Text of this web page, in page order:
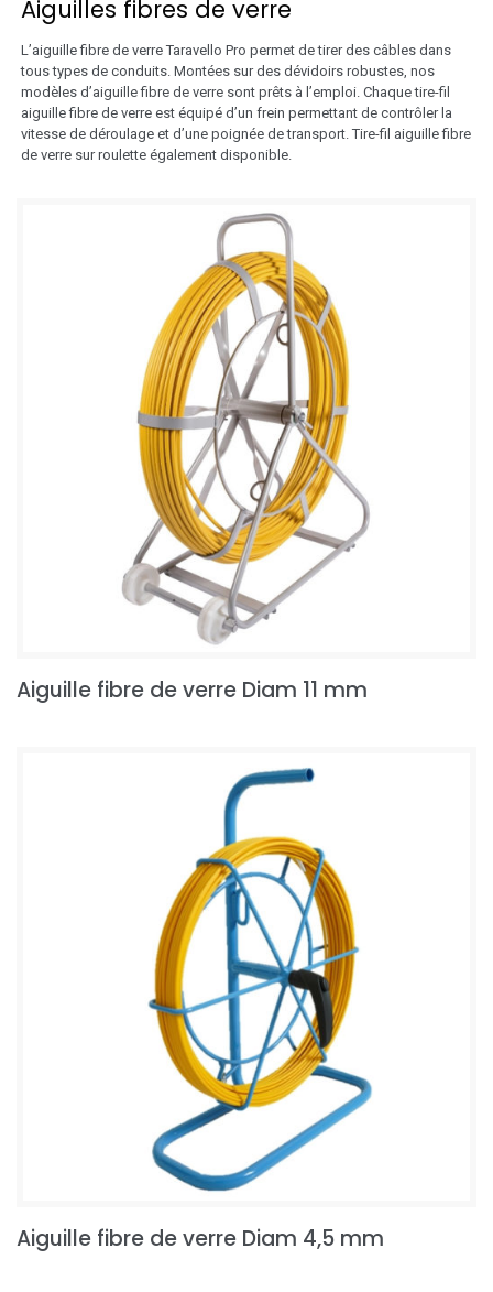
Aiguilles fibres de verre
L’aiguille fibre de verre Taravello Pro permet de tirer des câbles dans
tous types de conduits. Montées sur des dévidoirs robustes, nos
modèles d’aiguille fibre de verre sont prêts à l’emploi. Chaque tire-fil
aiguille fibre de verre est équipé d’un frein permettant de contrôler la
vitesse de déroulage et d’une poignée de transport. Tire-fil aiguille fibre
de verre sur roulette également disponible.
Aiguille fibre de verre Diam 11 mm
Aiguille fibre de verre Diam 4,5 mm